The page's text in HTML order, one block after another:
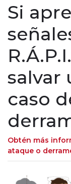
Si
salvar
caso
Obtén más
ataque o